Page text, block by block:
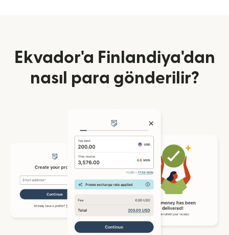
Ekvador'a Finlandiya'dan
nasıl para gönderilir?